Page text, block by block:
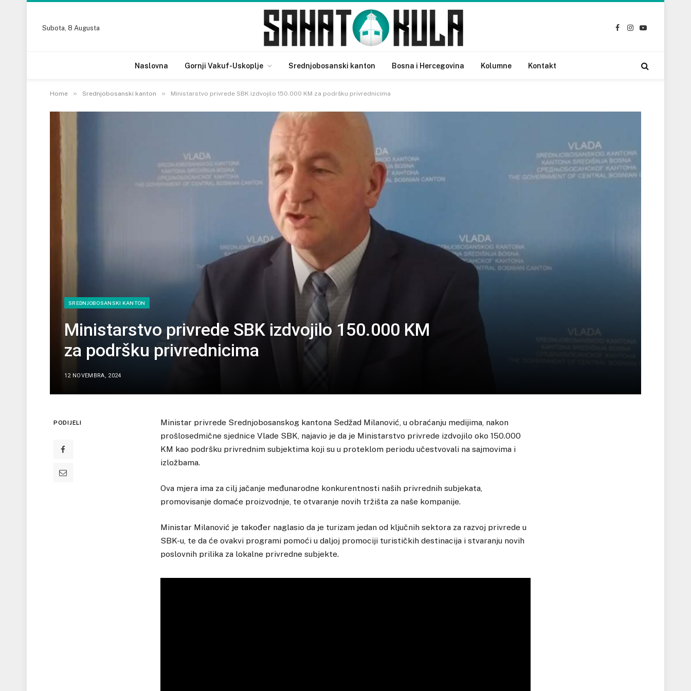
Subota, 8 Augusta
Facebook
Instagram
YouTube
Naslovna Gornji Vakuf-Uskoplje Srednjobosanski kanton Bosna i Hercegovina Kolumne Kontakt
Home » Srednjobosanski kanton » Ministarstvo privrede SBK izdvojilo 150.000 KM za podršku privrednicima
SREDNJOBOSANSKI KANTON
Ministarstvo privrede SBK izdvojilo 150.000 KM
za podršku privrednicima
12 NOVEMBRA, 2024
PODIJELI
Ministar privrede Srednjobosanskog kantona Sedžad Milanović, u obraćanju medijima, nakon
prošlosedmične sjednice Vlade SBK, najavio je da je Ministarstvo privrede izdvojilo oko 150.000
KM kao podršku privrednim subjektima koji su u proteklom periodu učestvovali na sajmovima i
izložbama.
Ova mjera ima za cilj jačanje međunarodne konkurentnosti naših privrednih subjekata,
promovisanje domaće proizvodnje, te otvaranje novih tržišta za naše kompanije.
Ministar Milanović je također naglasio da je turizam jedan od ključnih sektora za razvoj privrede u
SBK-u, te da će ovakvi programi pomoći u daljoj promociji turističkih destinacija i stvaranju novih
poslovnih prilika za lokalne privredne subjekte.